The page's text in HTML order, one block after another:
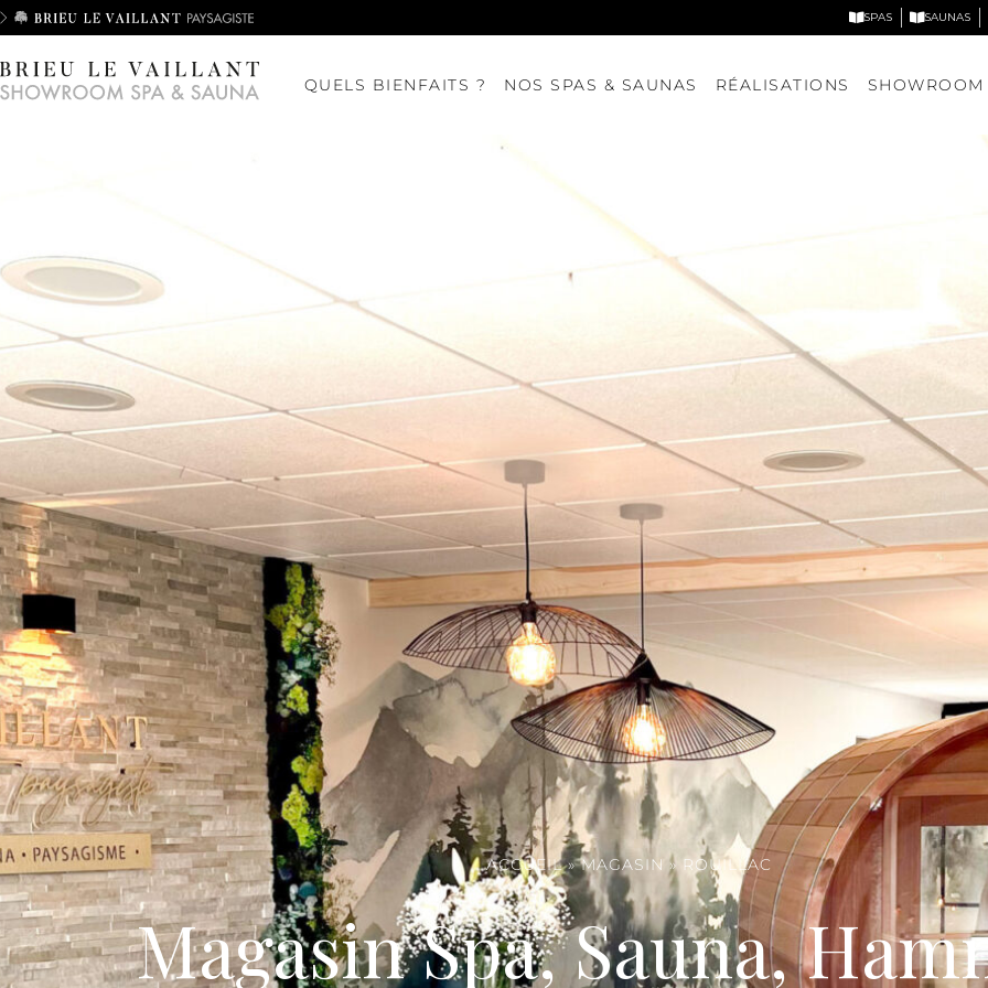
SPAS SAUNAS
QUELS BIENFAITS ? NOS SPAS & SAUNAS
DÉCOUVRIR NOS MODÈLES
Nos saunas
DÉCOUVRIR NOS
RÉALISATIONS SHOWROOM
ACCUEIL»MAGASIN » ROUILLAC
Magasin Spa, Sauna,